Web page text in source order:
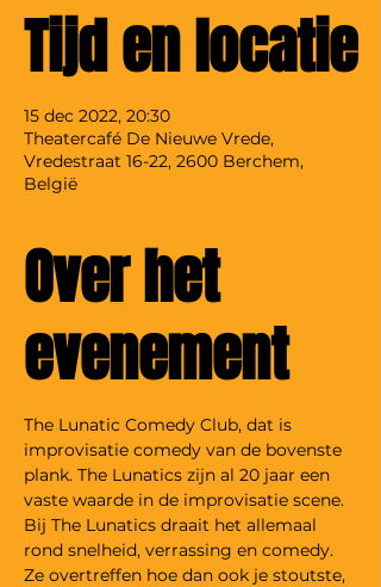
Tijd en locatie
15 dec 2022, 20:30
Theatercafé De Nieuwe Vrede,
Vredestraat 16-22, 2600 Berchem,
België
Over het
evenement
The Lunatic Comedy Club, dat is
improvisatie comedy van de bovenste
plank. The Lunatics zijn al 20 jaar een
vaste waarde in de improvisatie scene.
Bij The Lunatics draait het allemaal
rond snelheid, verrassing en comedy.
Ze overtreffen hoe dan ook je stoutste,